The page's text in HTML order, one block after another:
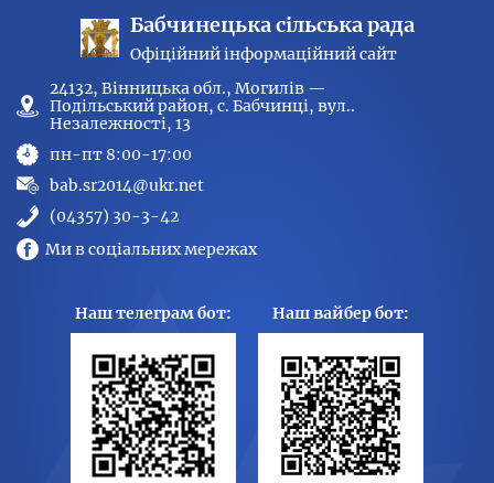
Бабчинецька сільська рада
Офіційний інформаційний сайт
24132, Вінницька обл., Могилів —
Подільський район, с. Бабчинці, вул..
Незалежності, 13
пн-пт 8:00-17:00
bab.sr2014@ukr.net
(04357) 30-3-42
Ми в соціальних мережах
Наш телеграм бот: Наш вайбер бот: